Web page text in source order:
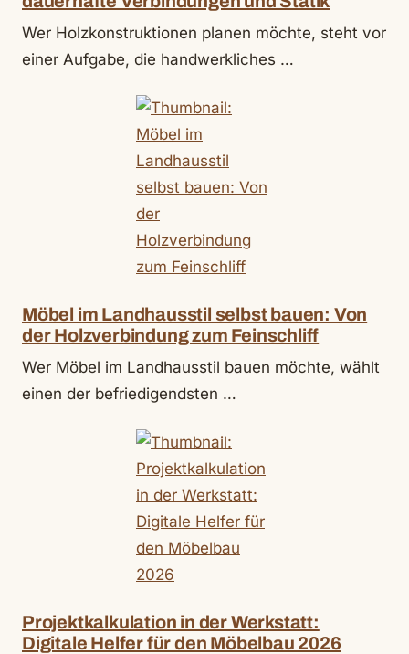
Wer Holzkonstruktionen planen möchte, steht vor
einer Aufgabe, die handwerkliches …
Möbel im Landhausstil selbst bauen: Von
der Holzverbindung zum Feinschliff
Wer Möbel im Landhausstil bauen möchte, wählt
einen der befriedigendsten …
Projektkalkulation in der Werkstatt:
Digitale Helfer für den Möbelbau 2026